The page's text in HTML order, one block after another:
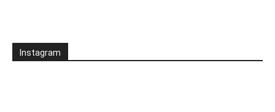
Instagram